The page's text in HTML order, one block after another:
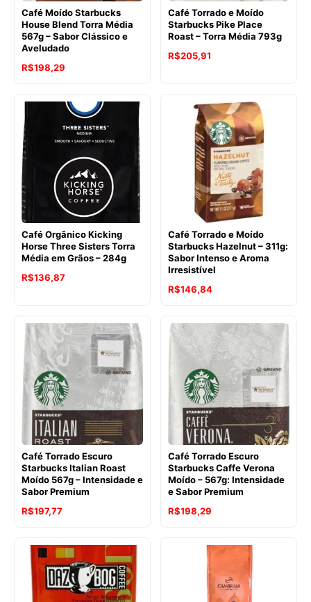
Café Moído Starbucks
House Blend Torra Média
567g – Sabor Clássico e
Aveludado
R$198,29
Café Torrado e Moído
Starbucks Pike Place
Roast – Torra Média 793g
O
R$229,32.
R$205,91
é:
R$205,91.
Café Orgânico Kicking
Horse Three Sisters Torra
Média em Grãos – 284g
O
era:
R$191,21.
R$136,87O
é:
R$136,87.
Café Torrado e Moído
Starbucks Hazelnut – 311g:
Sabor Intenso e Aroma
Irresistível
R$146,84
Café Torrado Escuro
Starbucks Italian Roast
Moído 567g – Intensidade e
Sabor Premium
O
original
era:
R$198,29.
R$197,77O
atual
é:
R$197,77.
Café Torrado Escuro
Starbucks Caffe Verona
Moído – 567g: Intensidade
e Sabor Premium
R$198,29